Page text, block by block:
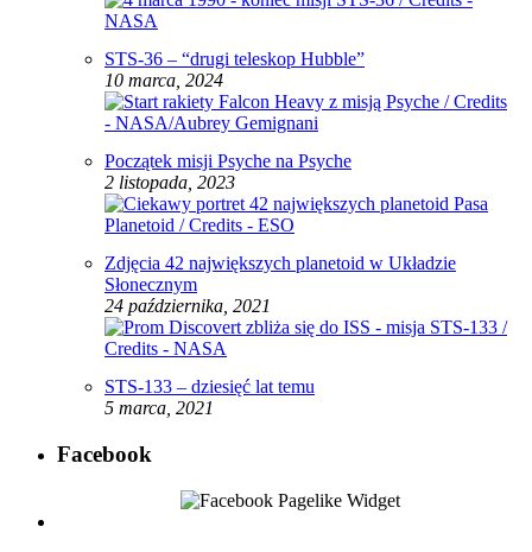
STS-36 – “drugi teleskop Hubble”
10 marca, 2024
Początek misji Psyche na Psyche
2 listopada, 2023
Zdjęcia 42 największych planetoid w Układzie
Słonecznym
24 października, 2021
STS-133 – dziesięć lat temu
5 marca, 2021
Facebook